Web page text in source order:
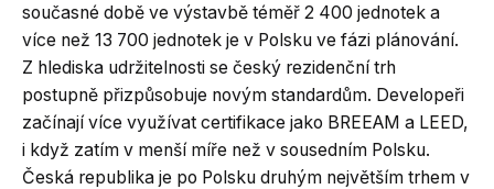
současné době ve výstavbě téměř 2 400 jednotek a
více než 13 700 jednotek je v Polsku ve fázi plánování.
Z hlediska udržitelnosti se český rezidenční trh
postupně přizpůsobuje novým standardům. Developeři
začínají více využívat certifikace jako BREEAM a LEED,
i když zatím v menší míře než v sousedním Polsku.
Česká republika je po Polsku druhým největším trhem v